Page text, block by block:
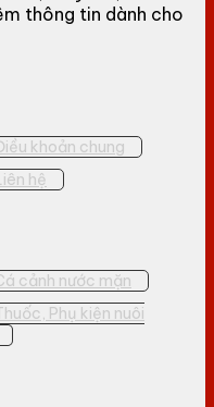
thông tin dành cho
khoản chung
hệ
cảnh nước mặn
Phụ kiện nuôi